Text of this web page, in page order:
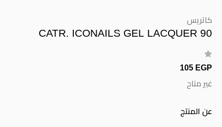
كاتريس
CATR. ICONAILS GEL LACQUER 90
105 EGP
غير متاح
عن المنتج